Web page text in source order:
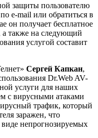
защиты пользователю
e-mail или обратиться в
он получает бесплатное
а также на следующий
услугой составит
Сергей Капкан,
Dr.Web AV-
услуги для наших
с вирусными атаками
трафик, который
заражен, что
непрогнозируемых